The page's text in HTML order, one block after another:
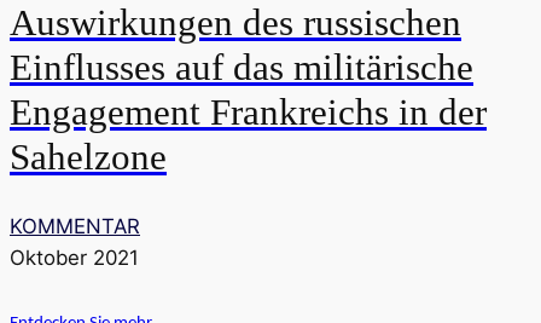
Auswirkungen des russischen
Einflusses auf das militärische
Engagement Frankreichs in der
Sahelzone
KOMMENTAR
Oktober 2021